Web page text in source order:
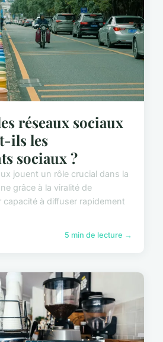
réseaux sociaux
ils les
sociaux ?
jouent un rôle crucial dans la
grâce à la viralité de
à diffuser rapidement
5 min de lecture →